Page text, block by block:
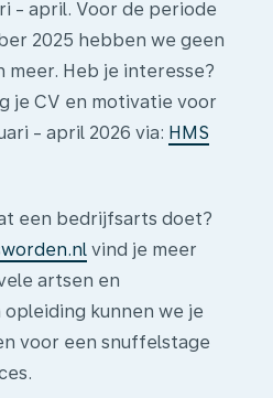
- april. Voor de periode
2025 hebben we geen
Heb je interesse?
je CV en motivatie voor
- april 2026 via: HMS
een bedrijfsarts doet?
vind je meer
artsen en
kunnen we je
voor een snuffelstage